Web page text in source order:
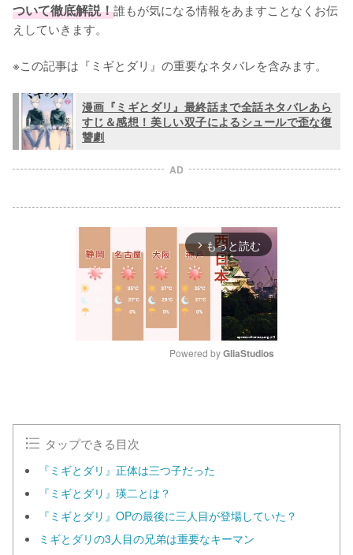
ついて徹底解説！誰もが気になる情報をあますことなくお伝
えしていきます。
※この記事は『ミギとダリ』の重要なネタバレを含みます。
漫画『ミギとダリ』最終話まで全話ネタバレあら
すじ＆感想！美しい双子によるシュールで歪な復
讐劇
AD
arrow_forward_ios もっと読む
Powered by GliaStudios
タップできる目次
『ミギとダリ』正体は三つ子だった
『ミギとダリ』瑛二とは？
『ミギとダリ』OPの最後に三人目が登場していた？
ミギとダリの3人目の兄弟は重要なキーマン